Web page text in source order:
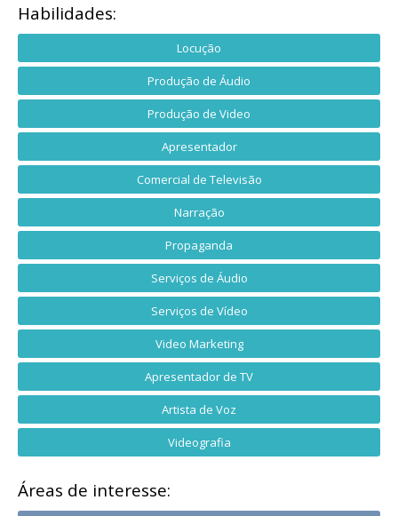
Habilidades:
Locução
Produção de Áudio
Produção de Video
Apresentador
Comercial de Televisão
Narração
Propaganda
Serviços de Áudio
Serviços de Vídeo
Video Marketing
Apresentador de TV
Artista de Voz
Videografia
Áreas de interesse: